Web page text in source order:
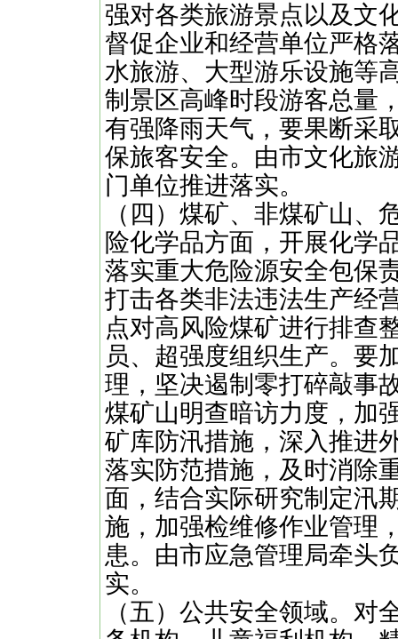
强对各类旅游景点以及文
督促企业和经营单位严格
水旅游、大型游乐设施等
制景区高峰时段游客总量
有强降雨天气，要果断采
保旅客安全。由市文化旅
门单位推进落实。
（四）煤矿、非煤矿山、
险化学品方面，开展化学
落实重大危险源安全包保
打击各类非法违法生产经
点对高风险煤矿进行排查
员、超强度组织生产。要
理，坚决遏制零打碎敲事
煤矿山明查暗访力度，加
矿库防汛措施，深入推进
落实防范措施，及时消除
面，结合实际研究制定汛
施，加强检维修作业管理
患。由市应急管理局牵头
实。
（五）公共安全领域。对